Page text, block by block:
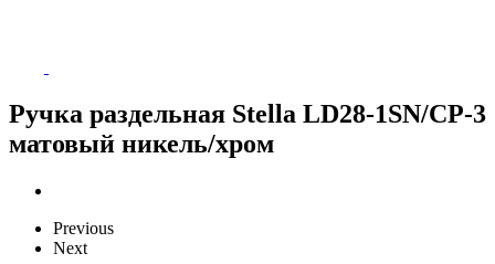
Ручка раздельная Stella LD28-1SN/CP-3
матовый никель/хром
Previous
Next